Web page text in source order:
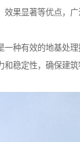
效果显著等优点，
一种有效的地基处
和稳定性，确保建